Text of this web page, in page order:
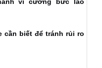
cần biết để tránh rủi ro